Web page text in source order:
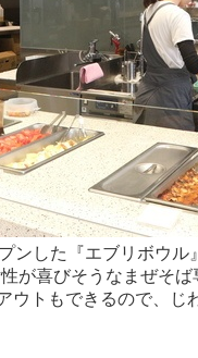
ンした『エブリボウル
が喜びそうなまぜそば
ウトもできるので、じ